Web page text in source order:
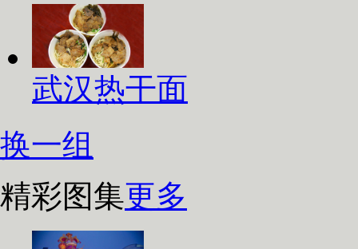
武汉热干面
换一组
精彩图集更多